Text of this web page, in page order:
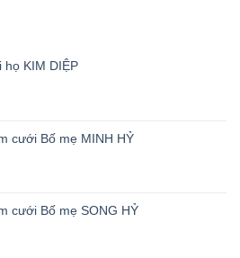
họ KIM DIỆP
cưới Bố mẹ MINH HỶ
cưới Bố mẹ SONG HỶ